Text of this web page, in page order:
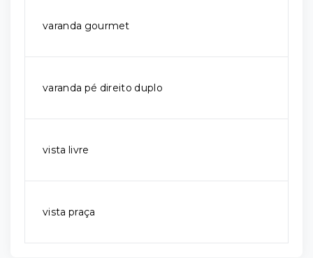
varanda gourmet
varanda pé direito duplo
vista livre
vista praça